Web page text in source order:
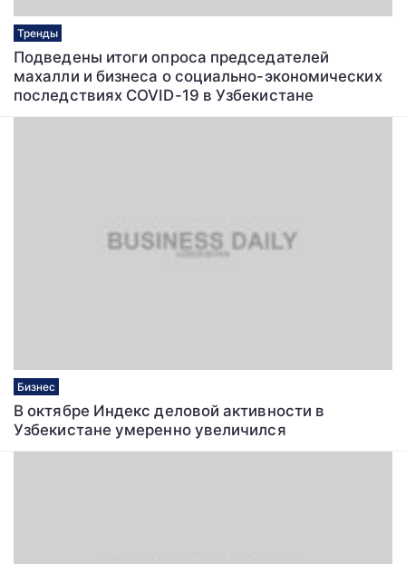
Тренды
Подведены итоги опроса председателей
махалли и бизнеса о социально-экономических
последствиях COVID-19 в Узбекистане
Бизнес
В октябре Индекс деловой активности в
Узбекистане умеренно увеличился